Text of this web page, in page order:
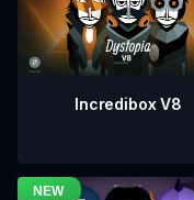
Incredibox V8